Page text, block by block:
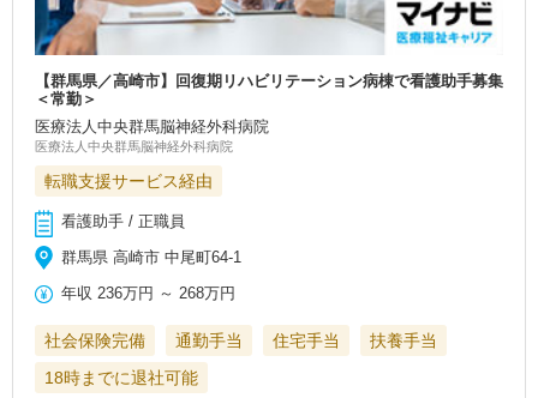
【群馬県／高崎市】回復期リハビリテーション病棟で看護助手募集
＜常勤＞
医療法人中央群馬脳神経外科病院
医療法人中央群馬脳神経外科病院
転職支援サービス経由
看護助手 / 正職員
群馬県 高崎市 中尾町64-1
年収 236万円 ～ 268万円
社会保険完備 通勤手当 住宅手当
扶養手当
18時までに退社可能